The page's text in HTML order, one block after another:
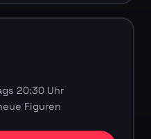
20:30 Uhr
Figuren